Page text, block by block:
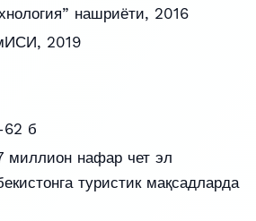
нашриёти, 2016
2019
б
миллион нафар чет эл
туристик мақсадларда